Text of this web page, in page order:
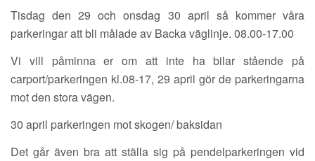
Tisdag den 29 och onsdag 30 april så kommer våra
parkeringar att bli målade av Backa väglinje. 08.00-17.00
Vi vill påminna er om att inte ha bilar stående på
carport/parkeringen kl.08-17, 29 april gör de parkeringarna
mot den stora vägen.
30 april parkeringen mot skogen/ baksidan
Det går även bra att ställa sig på pendelparkeringen vid